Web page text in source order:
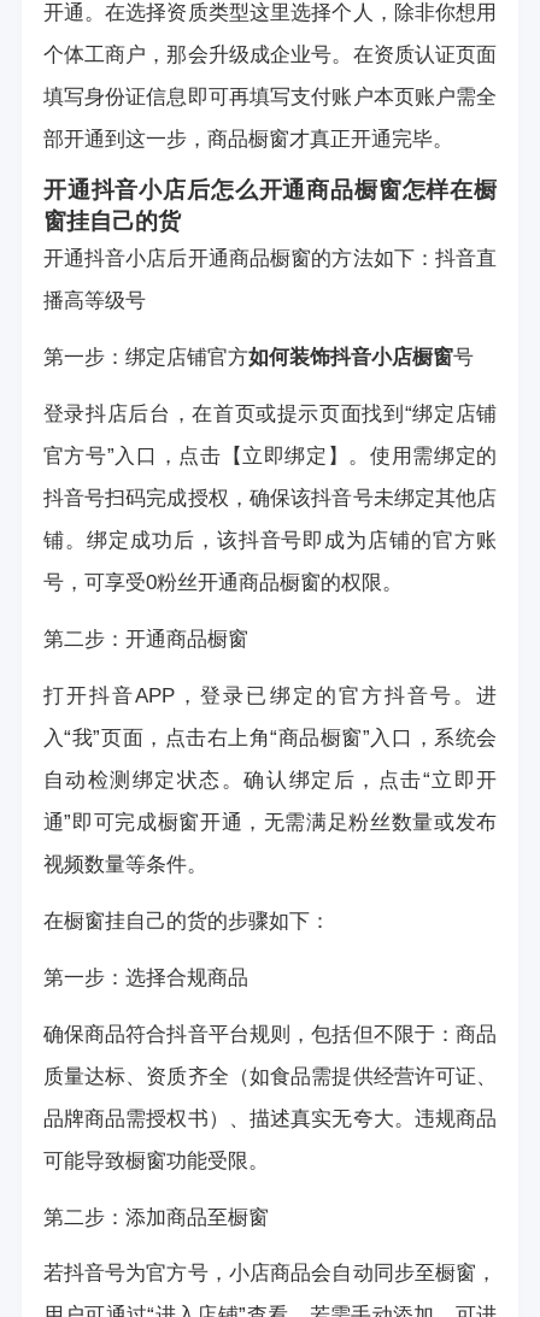
开通。在选择资质类型这里选择个人，除非你想用
个体工商户，那会升级成企业号。在资质认证页面
填写身份证信息即可再填写支付账户本页账户需全
部开通到这一步，商品橱窗才真正开通完毕。
开通抖音小店后怎么开通商品橱窗怎样在橱
窗挂自己的货
开通抖音小店后开通商品橱窗的方法如下： 抖音直
播高等级号
第一步：绑定店铺官方如何装饰抖音小店橱窗号
登录抖店后台，在首页或提示页面找到“绑定店铺
官方号”入口，点击【立即绑定】。使用需绑定的
抖音号扫码完成授权，确保该抖音号未绑定其他店
铺。绑定成功后，该抖音号即成为店铺的官方账
号，可享受0粉丝开通商品橱窗的权限。
第二步：开通商品橱窗
打开抖音APP，登录已绑定的官方抖音号。进
入“我”页面，点击右上角“商品橱窗”入口，系统会
自动检测绑定状态。确认绑定后，点击“立即开
通”即可完成橱窗开通，无需满足粉丝数量或发布
视频数量等条件。
在橱窗挂自己的货的步骤如下：
第一步：选择合规商品
确保商品符合抖音平台规则，包括但不限于：商品
质量达标、资质齐全（如食品需提供经营许可证、
品牌商品需授权书）、描述真实无夸大。违规商品
可能导致橱窗功能受限。
第二步：添加商品至橱窗
若抖音号为官方号，小店商品会自动同步至橱窗，